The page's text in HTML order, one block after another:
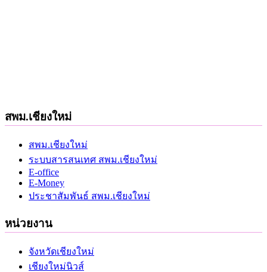
สพม.เชียงใหม่
สพม.เชียงใหม่
ระบบสารสนเทศ สพม.เชียงใหม่
E-office
E-Money
ประชาสัมพันธ์ สพม.เชียงใหม่
หน่วยงาน
จังหวัดเชียงใหม่
เชียงใหม่นิวส์